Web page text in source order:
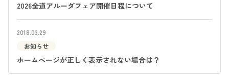
2026全道アルーダフェア開催日程について
2018.03.29
お知らせ
ホームページが正しく表示されない場合は？